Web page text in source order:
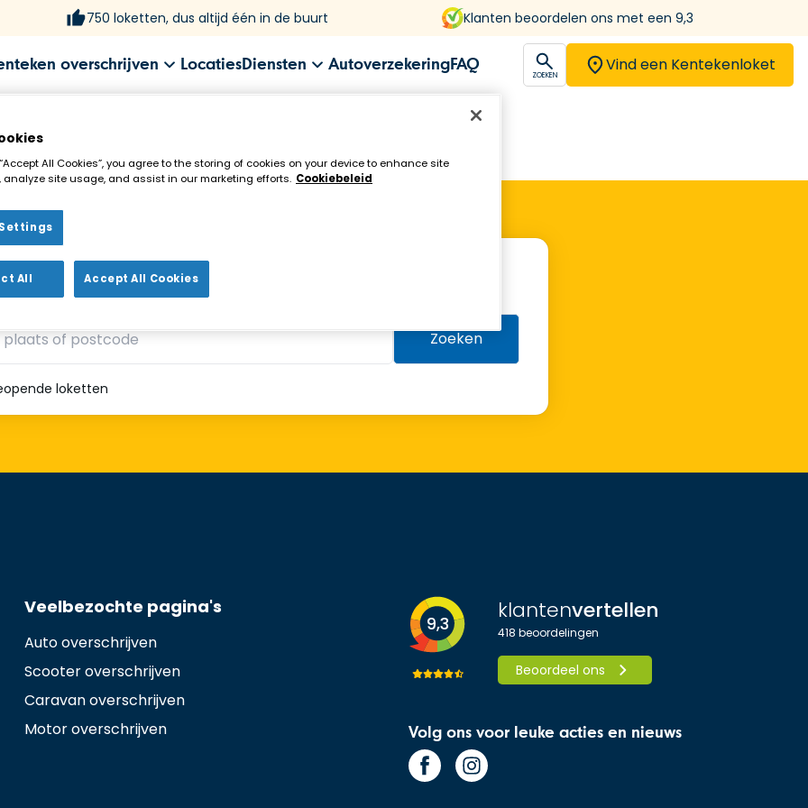
750 loketten, dus altijd één in de buurt Klanten beoordelen ons met een 9,3
overschrijven LocatiesDiensten AutoverzekeringFAQ open
ZOEKEN
Vind een Kentekenloket
in de buurt!
Zoeken
loketten
Veelbezochte pagina's
Auto overschrijven
Scooter overschrijven
Caravan overschrijven
Motor overschrijven
9,3 klantenvertellen
418 beoordelingen
Beoordeel ons
Volg ons voor leuke acties en nieuws
All Cookies”, you agree to the storing of cookies on your device to enhance site
site usage, and assist in our marketing efforts. Cookiebeleid
All Accept All Cookies